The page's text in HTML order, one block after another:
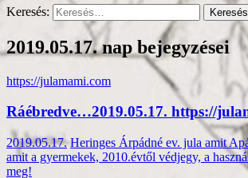
Keresés:
2019.05.17. nap bejegyzései
https://julamami.com
Ráébredve…2019.05.17. https://
2019.05.17. Heringes Árpádné ev. jula amit
amit a gyermekek, 2010.évtől védjegy, a
meg!